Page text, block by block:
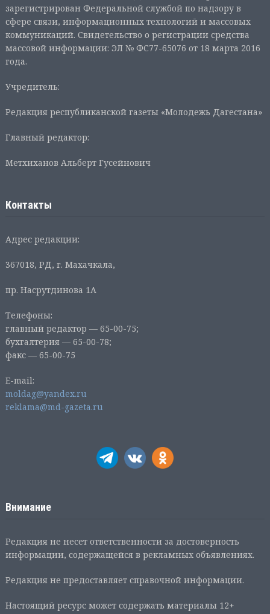
зарегистрирован Федеральной службой по надзору в
сфере связи, информационных технологий и массовых
коммуникаций. Свидетельство о регистрации средства
массовой информации: ЭЛ № ФС77-65076 от 18 марта 2016
года.
Учредитель:
Редакция республиканской газеты «Молодежь Дагестана»
Главный редактор:
Метхиханов Альберт Гусейнович
Контакты
Адрес редакции:
367018, РД, г. Махачкала,
пр. Насрутдинова 1А
Телефоны:
главный редактор — 65-00-75;
бухгалтерия — 65-00-78;
факс — 65-00-75
E-mail:
moldag@yandex.ru
reklama@md-gazeta.ru
Внимание
Редакция не несет ответственности за достоверность
информации, содержащейся в рекламных объявлениях.
Редакция не предоставляет справочной информации.
Настоящий ресурс может содержать материалы 12+